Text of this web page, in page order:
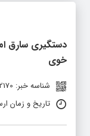
خوی
شناسه خبر: 12170
تاریخ و زمان ارسال: 10 مهر 1399